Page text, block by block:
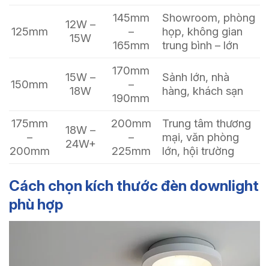
125mm
12W –
15W
145mm
–
165mm
Showroom, phòng
họp, không gian
trung bình – lớn
150mm
15W –
18W
170mm
–
190mm
Sảnh lớn, nhà
hàng, khách sạn
175mm
–
200mm
18W –
24W+
200mm
–
225mm
Trung tâm thương
mại, văn phòng
lớn, hội trường
Cách chọn kích thước đèn downlight
phù hợp